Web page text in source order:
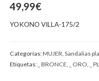
49,99€
YOKONO VILLA-175/2
Categorías:MUJER Sandalias
Etiquetas: _ BRONCE _ ORO _